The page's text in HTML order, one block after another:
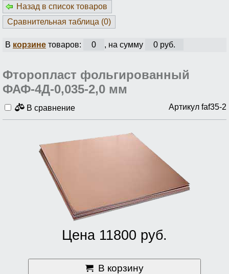
Назад в список товаров
Сравнительная таблица (0)
В корзинетоваров: 0 , на сумму 0 руб.
Фторопласт фольгированный
ФАФ-4Д-0,035-2,0 мм
В сравнение Артикул faf35-2
Цена 11800 руб.
В корзину